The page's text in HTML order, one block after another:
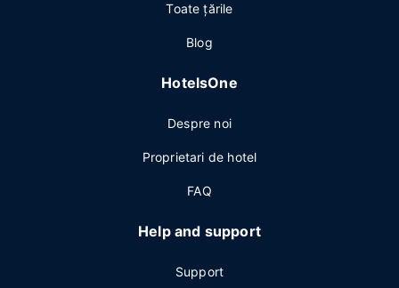
Toate ţările
Blog
HotelsOne
Despre noi
Proprietari de hotel
FAQ
Help and support
Support